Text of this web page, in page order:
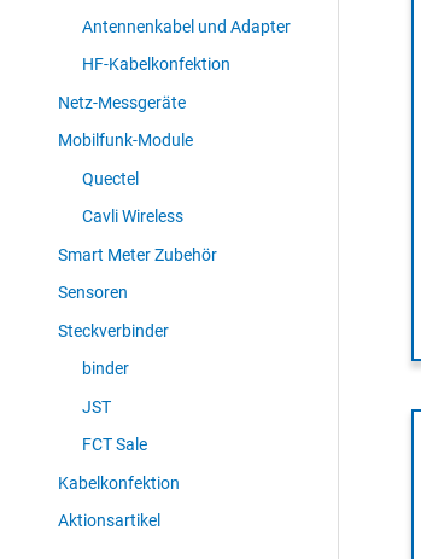
Antennenkabel und Adapter
HF-Kabelkonfektion
Netz-Messgeräte
Mobilfunk-Module
Quectel
Cavli Wireless
Smart Meter Zubehör
Sensoren
Steckverbinder
binder
JST
FCT Sale
Kabelkonfektion
Aktionsartikel